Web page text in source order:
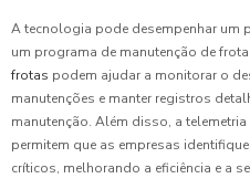
A tecnologia pode desempenhar um
um programa de manutenção de
frotas podem ajudar a monitorar o
manutenções e manter registros
manutenção. Além disso, a
permitem que as empresas
críticos, melhorando a eficiência e a